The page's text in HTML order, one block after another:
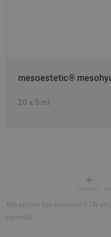
mesoestetic®
20 x 5 ml
Alle prijzen zijn exclusief BTW
vermeld.